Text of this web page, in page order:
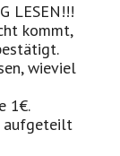
LESEN!!!
kommt,
wieviel
1€.
aufgeteilt